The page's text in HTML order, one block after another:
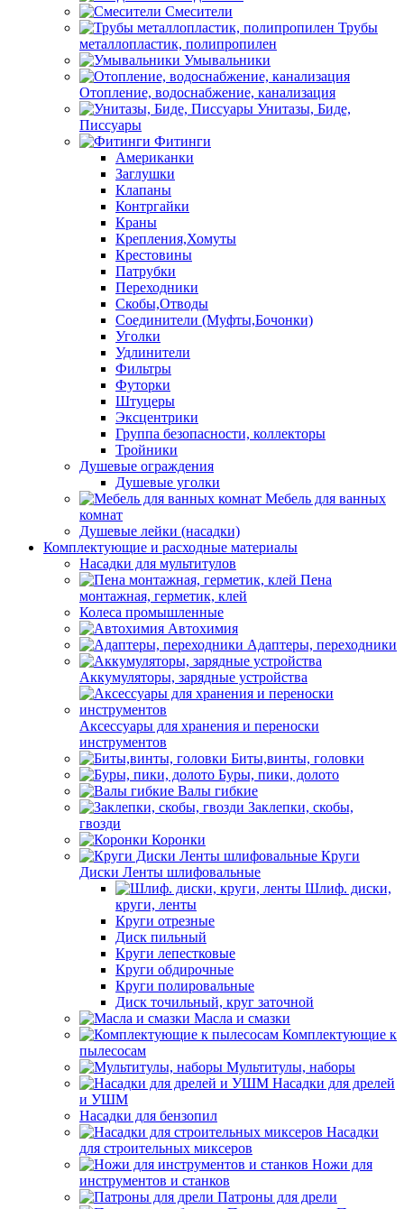
Смесители
Трубы
металлопластик, полипропилен
Умывальники
Отопление, водоснабжение, канализация
Унитазы, Биде,
Писсуары
Фитинги
Американки
Заглушки
Клапаны
Контргайки
Краны
Крепления,Хомуты
Крестовины
Патрубки
Переходники
Скобы,Отводы
Соединители (Муфты,Бочонки)
Уголки
Удлинители
Фильтры
Футорки
Штуцеры
Эксцентрики
Группа безопасности, коллекторы
Тройники
Душевые ограждения
Душевые уголки
Мебель для ванных
комнат
Душевые лейки (насадки)
Комплектующие и расходные материалы
Насадки для мультитулов
Пена
монтажная, герметик, клей
Колеса промышленные
Автохимия
Адаптеры, переходники
Аккумуляторы, зарядные устройства
Аксессуары для хранения и переноски
инструментов
Биты,винты, головки
Буры, пики, долото
Валы гибкие
Заклепки, скобы,
гвозди
Коронки
Круги
Диски Ленты шлифовальные
Шлиф. диски,
круги, ленты
Круги отрезные
Диск пильный
Круги лепестковые
Круги обдирочные
Круги полировальные
Диск точильный, круг заточной
Масла и смазки
Комплектующие к
пылесосам
Мультитулы, наборы
Насадки для дрелей
и УШМ
Насадки для бензопил
Насадки
для строительных миксеров
Ножи для
инструментов и станков
Патроны для дрели